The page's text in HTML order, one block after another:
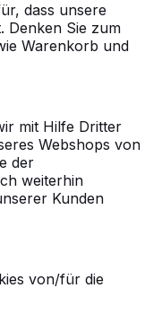
dass unsere
Denken Sie zum
Warenkorb und
mit Hilfe Dritter
Webshops von
der
weiterhin
Kunden
von/für die